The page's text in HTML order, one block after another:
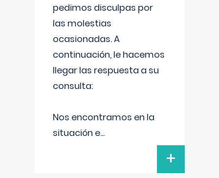
pedimos disculpas por
las molestias
ocasionadas. A
continuación, le hacemos
llegar las respuesta a su
consulta:
Nos encontramos en la
situación e...
+